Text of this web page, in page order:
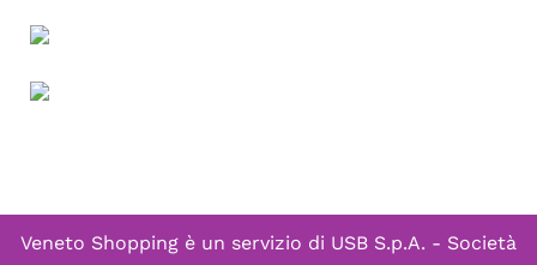
Veneto Shopping è un servizio di USB S.p.A. - Società